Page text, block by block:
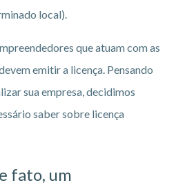
local).
que atuam com as
emitir a licença. Pensando
sua empresa, decidimos
saber sobre licença
fato, um